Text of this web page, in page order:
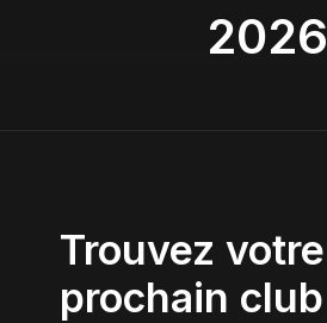
2026
Trouvez votre
prochain club